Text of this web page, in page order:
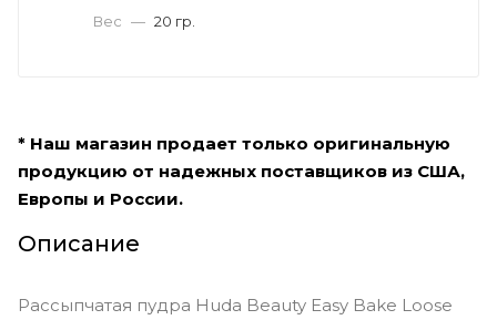
Вес — 20 гр.
* Наш магазин продает только оригинальную
продукцию от надежных поставщиков из США,
Европы и России.
Описание
Рассыпчатая пудра Huda Beauty Easy Bake Loose